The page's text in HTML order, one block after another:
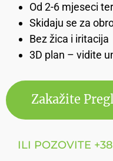
Od 2-6 mjeseci
Skidaju se za
Bez žica i iritacija
3D plan – vidite
Zakažite
ILI POZOVITE